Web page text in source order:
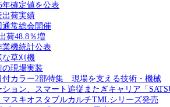
年確定値を公表
出荷実績
通常総会開催
荷48.8％増
業機統計公表
な草刈機
の現場実装
付カラー2部特集 現場を支える技術・機械
ョン、スマート追従またぎキャリア「
マスキオスタブルカルチTMLシリーズ発売